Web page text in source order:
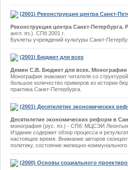
(2001) Реконструкция центра Санкт-
Реконструкция центра Санкт-Петербурга.
англ. яз.). СПб 2001 г.
Буклеты учреждений культуры Санкт-
(2001) Бюджет для всех
Демин С.В. Бюджет для всех. Монография
Монография знакомит читателя со
большое количество примеров из истории
практика Санкт-Петербурга.
(2001) Десятилетие экономических
Десятилетие экономических реформ в
монография (рус. яз.) - СПб: МЦСЭИ
Издание содержит обзор процесса и
настоящее время. Внимание авторов
политику, состояние жилищно-
(2000) Основы социального